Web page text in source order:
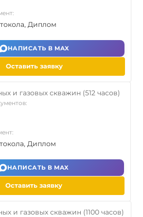
Диплом
НАПИСАТЬ В MAX
Оставить заявку
и газовых скважин (512 часов)
Диплом
НАПИСАТЬ В MAX
Оставить заявку
и газовых скважин (1100 часов)